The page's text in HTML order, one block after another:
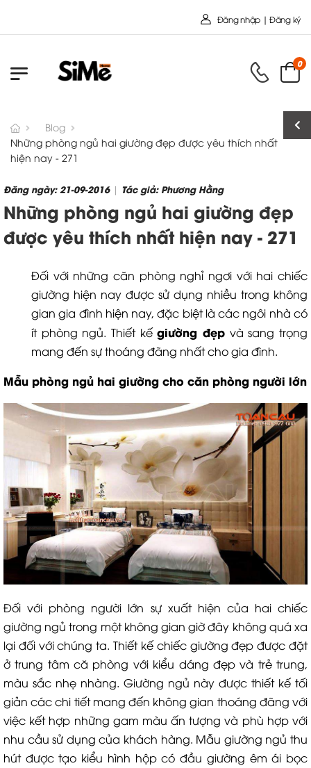
Chào mừng bạn đến với Nội Thất
Đăng nhập | Đăng ký
0
Blog
Những phòng ngủ hai giường đẹp được yêu thích nhất
hiện nay - 271
Đăng ngày: 21-09-2016| Tác giả: Phương Hằng
Những phòng ngủ hai giường đẹp
được yêu thích nhất hiện nay - 271
Đối với những căn phòng nghỉ ngơi với hai chiếc
giường hiện nay được sử dụng nhiều trong không
gian gia đình hiện nay, đặc biệt là các ngôi nhà có
ít phòng ngủ. Thiết kếgiường đẹp và sang trọng
mang đến sự thoáng đãng nhất cho gia đình.
Mẫu phòng ngủ hai giường cho căn phòng người lớn
Đối với phòng người lớn sự xuất hiện của hai chiếc
giường ngủ trong một không gian giờ đây không quá xa
lại đối với chúng ta. Thiết kế chiếc giường đẹp được đặt
ở trung tâm că phòng với kiểu dáng đẹp và trẻ trung,
màu sắc nhẹ nhàng. Giường ngủ này được thiết kế tối
giản các chi tiết mang đến không gian thoáng đãng với
việc kết hợp những gam màu ấn tượng và phù hợp với
nhu cầu sử dụng của khách hàng. Mẫu giường ngủ thu
hút được tạo kiểu hình hộp có đầu giường êm ái bọc